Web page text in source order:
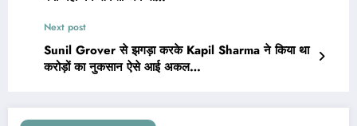
Next post
Sunil Grover से झगड़ा करके Kapil Sharma ने किया था
करोड़ों का नुकसान ऐसे आई अकल…